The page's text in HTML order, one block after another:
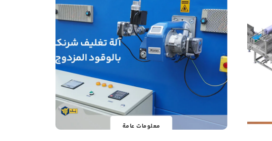
معلومات عامة